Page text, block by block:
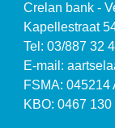
Crelan bank -
Kapellestraat
Tel: 03/887 32
E-mail:
FSMA: 045214
KBO: 0467